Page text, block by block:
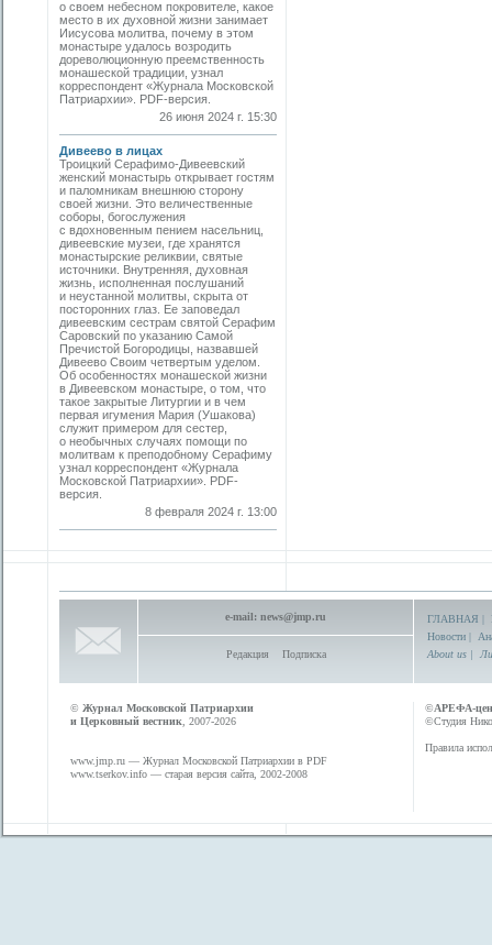
о своем небесном покровителе, какое
место в их духовной жизни занимает
Иисусова молитва, почему в этом
монастыре удалось возродить
дореволюционную преемственность
монашеской традиции, узнал
корреспондент «Журнала Московской
Патриархии». PDF-версия.
26 июня 2024 г. 15:30
Дивеево в лицах
Троицкий Серафимо-Дивеевский
женский монастырь открывает гостям
и паломникам внешнюю сторону
своей жизни. Это величественные
соборы, богослужения
с вдохновенным пением насельниц,
дивеевские музеи, где хранятся
монастырские реликвии, святые
источники. Внутренняя, духовная
жизнь, исполненная послушаний
и неустанной молитвы, скрыта от
посторонних глаз. Ее заповедал
дивеевским сестрам святой Серафим
Саровский по указанию Самой
Пречистой Богородицы, назвавшей
Дивеево Своим четвертым уделом.
Об особенностях монашеской жизни
в Дивеевском монастыре, о том, что
такое закрытые Литургии и в чем
первая игумения Мария (Ушакова)
служит примером для сестер,
о необычных случаях помощи по
молитвам к преподобному Серафиму
узнал корреспондент «Журнала
Московской Патриархии». PDF-
версия.
8 февраля 2024 г. 13:00
e-mail: news@jmp.ru
Редакция Подписка
ГЛАВНАЯ |
Новости |
About us |
© Журнал Московской Патриархии
и Церковный вестник , 2007-2026
www.jmp.ru — Журнал Московской Патриархии в PDF
www.tserkov.info — старая версия сайта, 2002-2008
©АРЕФА-
©Студия
Правила